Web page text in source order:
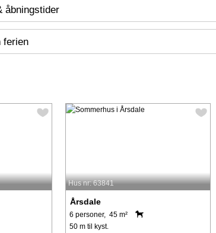
åbningstider
ferien
Hus nr: 63841
Årsdale
6 personer, 45 m²
50 m til kyst.